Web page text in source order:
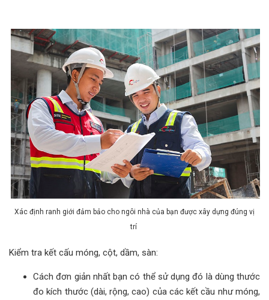
Xác định ranh giới đảm bảo cho ngôi nhà của bạn được xây dựng đúng vị
trí
Kiểm tra kết cấu móng, cột, dầm, sàn:
Cách đơn giản nhất bạn có thể sử dụng đó là dùng thước
đo kích thước (dài, rộng, cao) của các kết cầu như móng,